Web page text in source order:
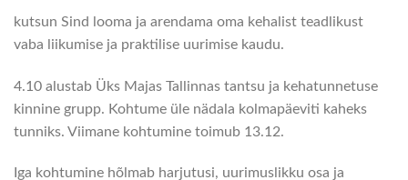
kutsun Sind looma ja arendama oma kehalist teadlikust
vaba liikumise ja praktilise uurimise kaudu.
4.10 alustab Üks Majas Tallinnas tantsu ja kehatunnetuse
kinnine grupp. Kohtume üle nädala kolmapäeviti kaheks
tunniks. Viimane kohtumine toimub 13.12.
Iga kohtumine hõlmab harjutusi, uurimuslikku osa ja